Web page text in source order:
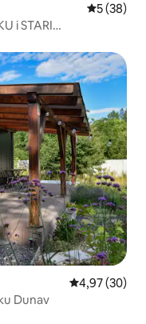
Prosječna
5 (38)
i STARI
„Odabrali gosti”
Prosječna
4,97 (30)
Dunav